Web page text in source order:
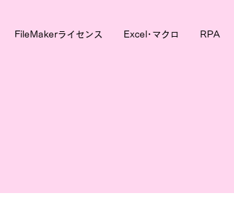
FileMakerライセンス Excel･マクロ RPA